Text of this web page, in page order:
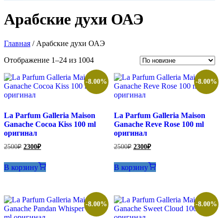
Арабские духи ОАЭ
Главная / Арабские духи ОАЭ
Отображение 1–24 из 1004Сортировка:
самые
недавние
-8.00%
La Parfum Galleria Maison
Ganache Cocoa Kiss 100 ml
оригинал
2500₽ Первоначальная
2500₽.
2300₽Текущая
2300₽.
В корзину
-8.00%
La Parfum Galleria Maison
Ganache Reve Rose 100 ml
оригинал
2500₽ Первоначальная
2500₽.
2300₽Текущая
2300₽.
В корзину
-8.00% -8.00%